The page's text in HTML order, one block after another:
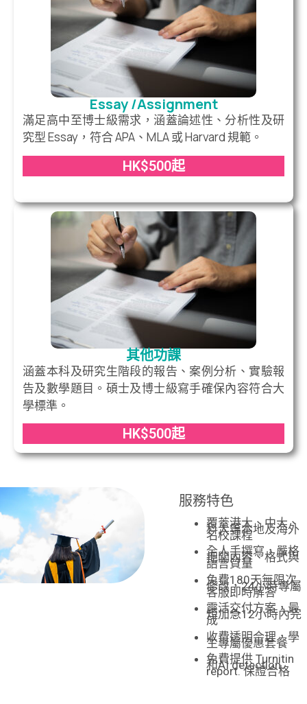
Essay /Assignment
滿足高中至博士級需求，涵蓋論述性、分析性及研
究型 Essay，符合 APA、MLA 或 Harvard 規範。
HK$500起
其他功課
涵蓋本科及研究生階段的報告、案例分析、實驗報
告及數學題目。碩士及博士級寫手確保內容符合大
學標準。
HK$500起
服務特色
覆蓋港大、中大、
科大等本地及海外
名校課程
全人手撰寫，嚴格
把關內容、格式與
語言質量
免費180天無限次
修改，24小時專屬
客服即時解答
靈活交付方案，最
短加急12小時內完
成
收費透明合理，學
生專屬優惠套餐
免費提供 Turnitin
和AI detection
report. 保證合格